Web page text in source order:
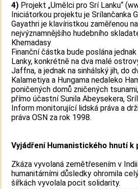
4) Projekt „Umělci pro Srí Lanku“
Iniciátorkou projektu je Srílančanka
Gayathri je klavíristkou zaměřenou
nejvýznamnějšího hudebního
Khemadasy
Finanční částka bude poslána
Lanky, konkrétně na dva malé
Jaffna, a jednak na sinhálský jih, do
Kalametiya a Hungama nedaleko
poničených domů zničených
přímo účastní Sunila Abeysekera,
Inform monitorující lidská práva a
práva OSN za rok 1998.
Vyjádření Humanistického hnutí
Zkáza vyvolaná zemětřesením v
humanitárními důsledky ohromila
šířkách vyvolala pocit solidarity.